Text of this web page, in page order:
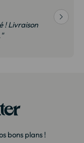
! Livraison
bons plans !